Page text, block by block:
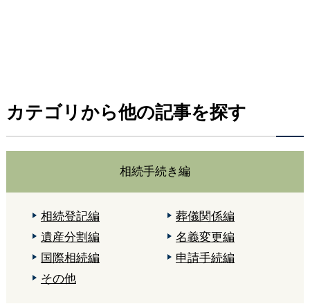
カテゴリから他の記事を探す
相続手続き編
相続登記編
葬儀関係編
遺産分割編
名義変更編
国際相続編
申請手続編
その他